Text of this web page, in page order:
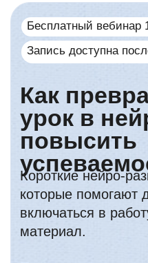
Как
урок в
повысить
успеваемость
Короткие нейро-разминки в
которые помогают детям
включаться в работу и
материал.
Подходит для русского
математики, чтения и
Без сложных методик —
применять сразу на уроке.
Бесплатный вебинар 1,5–2 часа
Запись доступна после